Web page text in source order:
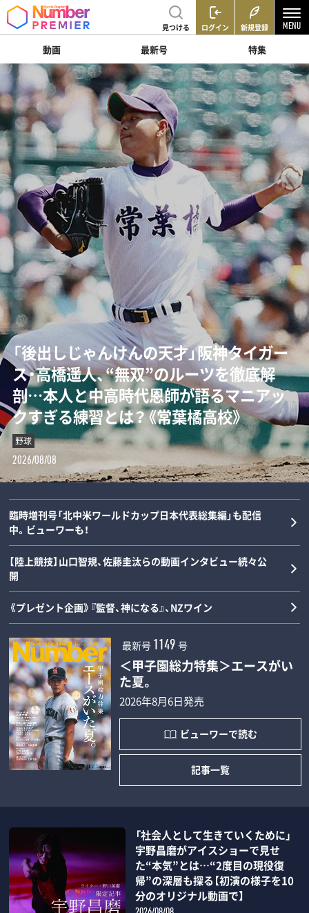
見つける ログイン 新規登録
動画 最新号 特集
「“0－0信仰”を払拭せよ」ミハイロ・ペト
ロヴィッチが注目する3人の日本人指導
者とは？「松橋力蔵さんは新潟で…」【イ
ンタビュー】
サッカー
2026/08/08
「後出しじゃんけんの天才」阪神タイガー
ス・高橋遥人、“無双”のルーツを徹底解
剖…本人と中高時代恩師が語るマニアッ
クすぎる練習とは？《常葉橘高校》
野球
2026/08/08
ダルビッシュの夏を終わらせた三塁手…
22年後に浮かべた“笑顔”と“涙”の理由
とは？《最強右腕「甲子園ラストゲーム」
の真実》
野球
2026/08/07
「女の子が男装して校内へ!?」荒木大輔と
斎藤佑樹が語る甲子園フィーバーと“あ
の夏の匂い”「早実は横浜と同じタイプで
した」《スペシャル対談》
野球
2026/08/06
臨時増刊号「北中米ワールドカップ日本代表総集編」も配信
中。ビューワーも！
【陸上競技】山口智規、佐藤圭汰らの動画インタビュー続々公
開
《プレゼント企画》『監督、神になる』、NZワイン
最新号 1149 号
＜甲子園総力特集＞エースがい
た夏。
2026年8月6日発売
ビューワーで読む
記事一覧
「社会人として生きていくために」
宇野昌磨がアイスショーで見せ
た“本気”とは…“2度目の現役復
帰”の深層も探る【初演の様子を10
分のオリジナル動画で】